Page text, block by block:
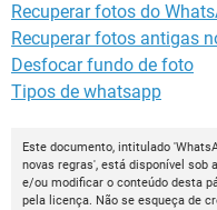
Recuperar fotos do
Recuperar fotos antigas
Desfocar fundo de foto
Tipos de whatsapp
Este documento, intitulado
novas regras', está disponível sob
e/ou modificar o conteúdo desta
pela licença. Não se esqueça de